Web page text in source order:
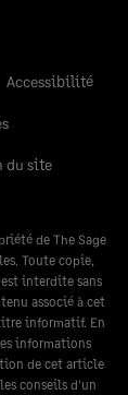
Accessibilité
du site
de The Sage
Toute copie,
interdite sans
associé à cet
informatif. En
informations
de cet article
conseils d'un